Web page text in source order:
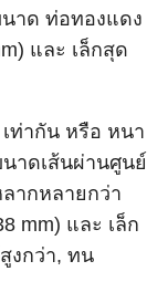
าด ท่อทองแดง
และ เล็กสุด
ท่ากัน หรือ หนา
าดเส้นผ่านศูนย์
ากหลายกว่า
mm) และ เล็ก
งกว่า, ทน